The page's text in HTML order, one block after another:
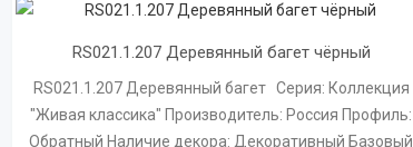
RS021.1.207 Деревянный багет чёрный
RS021.1.207 Деревянный багет Серия: Коллекция
"Живая классика" Производитель: Россия Профиль:
Обратный Наличие декора: Декоративный Базовый